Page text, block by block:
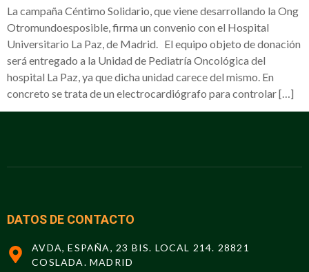
La campaña Céntimo Solidario, que viene desarrollando la Ong
Otromundoesposible, firma un convenio con el Hospital
Universitario La Paz, de Madrid. El equipo objeto de donación
será entregado a la Unidad de Pediatría Oncológica del
hospital La Paz, ya que dicha unidad carece del mismo. En
concreto se trata de un electrocardiógrafo para controlar […]
DATOS DE CONTACTO
AVDA, ESPAÑA, 23 BIS. LOCAL 214. 28821
COSLADA. MADRID